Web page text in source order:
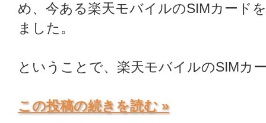
め、今ある楽天モバイルのSIMカード
ました。
ということで、楽天モバイルのSIMカ
この投稿の続きを読む »